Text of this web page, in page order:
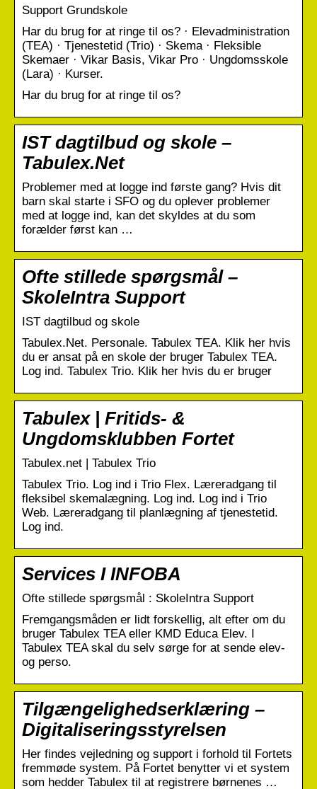
Support Grundskole
Har du brug for at ringe til os? · Elevadministration
(TEA) · Tjenestetid (Trio) · Skema · Fleksible
Skemaer · Vikar Basis, Vikar Pro · Ungdomsskole
(Lara) · Kurser.
Har du brug for at ringe til os?
IST dagtilbud og skole –
Tabulex.Net
Problemer med at logge ind første gang? Hvis dit
barn skal starte i SFO og du oplever problemer
med at logge ind, kan det skyldes at du som
forælder først kan …
Ofte stillede spørgsmål –
SkoleIntra Support
IST dagtilbud og skole
Tabulex.Net. Personale. Tabulex TEA. Klik her hvis
du er ansat på en skole der bruger Tabulex TEA.
Log ind. Tabulex Trio. Klik her hvis du er bruger
Tabulex | Fritids- &
Ungdomsklubben Fortet
Tabulex.net | Tabulex Trio
Tabulex Trio. Log ind i Trio Flex. Læreradgang til
fleksibel skemalægning. Log ind. Log ind i Trio
Web. Læreradgang til planlægning af tjenestetid.
Log ind.
Services I INFOBA
Ofte stillede spørgsmål : SkoleIntra Support
Fremgangsmåden er lidt forskellig, alt efter om du
bruger Tabulex TEA eller KMD Educa Elev. I
Tabulex TEA skal du selv sørge for at sende elev-
og perso.
Tilgængelighedserklæring –
Digitaliseringsstyrelsen
Her findes vejledning og support i forhold til Fortets
fremmøde system. På Fortet benytter vi et system
som hedder Tabulex til at registrere børnenes …